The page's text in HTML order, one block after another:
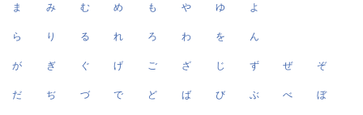
ま み む め も や ゆ よ
ら り る れ ろ わ を ん
が ぎ ぐ げ ご ざ じ ず ぜ ぞ
だ ぢ づ で ど ば び ぶ べ ぼ